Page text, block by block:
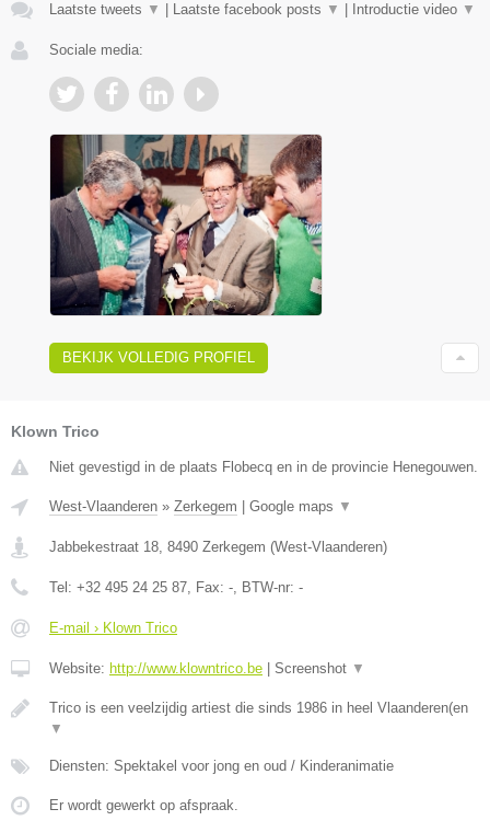
Laatste tweets ▼ Laatste facebook posts ▼ Introductie video ▼
Sociale media:
BEKIJK VOLLEDIG PROFIEL
Klown Trico
Niet gevestigd in de plaats Flobecq en in de provincie Henegouwen.
West-Vlaanderen » Zerkegem Google maps ▼
Jabbekestraat 18 8490 Zerkegem (West-Vlaanderen)
Tel: +32 495 24 25 87 , Fax: - , BTW-nr: -
E-mail › Klown Trico
Website: http://www.klowntrico.be Screenshot ▼
Trico is een veelzijdig artiest die sinds 1986 in heel Vlaanderen(en
▼
Diensten: Spektakel voor jong en oud / Kinderanimatie
Er wordt gewerkt op afspraak.